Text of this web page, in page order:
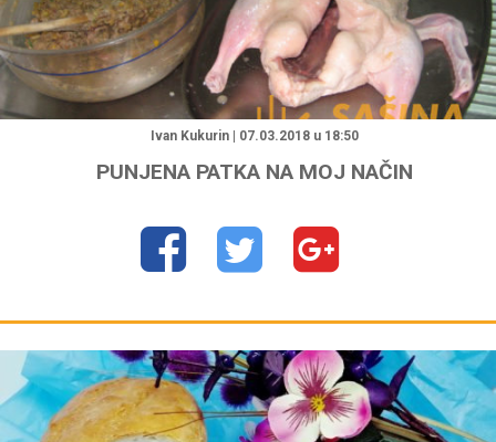
Ivan Kukurin | 07.03.2018 u 18:50
PUNJENA PATKA NA MOJ NAČIN